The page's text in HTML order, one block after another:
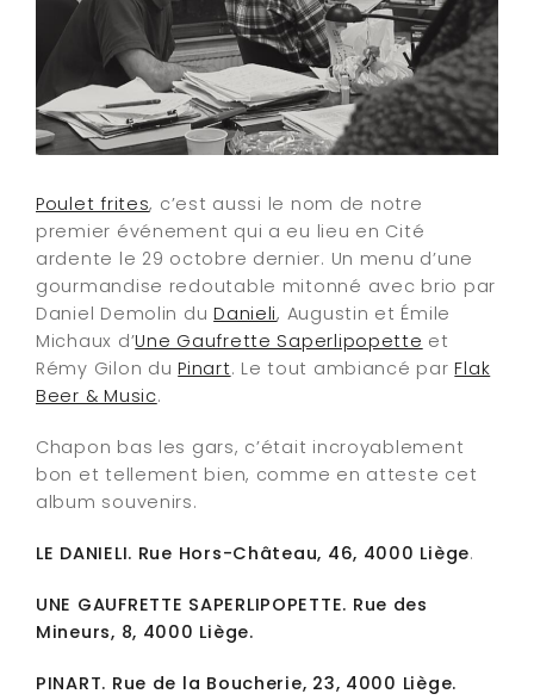
Poulet frites, c’est aussi le nom de notre
premier événement qui a eu lieu en Cité
ardente le 29 octobre dernier. Un menu d’une
gourmandise redoutable mitonné avec brio par
Daniel Demolin duDanieli, Augustin et Émile
Michaux d’Une Gaufrette Saperlipopette et
Rémy Gilon duPinart. Le tout ambiancé parFlak
Beer & Music.
Chapon bas les gars, c’était incroyablement
bon et tellement bien, comme en atteste cet
album souvenirs.
LE DANIELI. Rue Hors-Château, 46, 4000 Liège.
UNE GAUFRETTE SAPERLIPOPETTE. Rue des
Mineurs, 8, 4000 Liège.
PINART. Rue de la Boucherie, 23, 4000 Liège.